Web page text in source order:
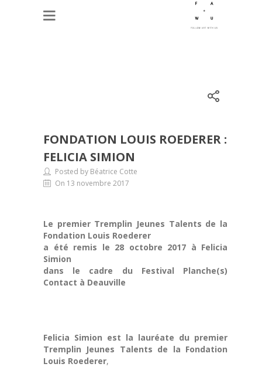
FONDATION LOUIS ROEDERER :
FELICIA SIMION
Posted by Béatrice Cotte
On 13 novembre 2017
Le premier Tremplin Jeunes Talents de la
Fondation Louis Roederer
a été remis le 28 octobre 2017 à Felicia
Simion
dans le cadre du Festival Planche(s)
Contact à Deauville
Felicia Simion est la lauréate du premier
Tremplin Jeunes Talents de la Fondation
Louis Roederer,